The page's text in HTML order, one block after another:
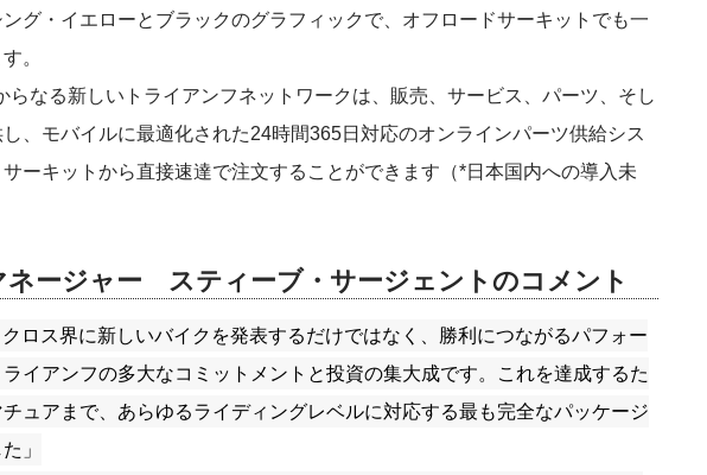
グ・イエローとブラックのグラフィックで、オフロードサーキットでも一
。
らなる新しいトライアンフネットワークは、販売、サービス、パーツ、そし
、モバイルに最適化された24時間365日対応のオンラインパーツ供給シス
ーキットから直接速達で注文することができます（*日本国内への導入未
ネージャー スティーブ・サージェントのコメント
クロス界に新しいバイクを発表するだけではなく、勝利につながるパフォー
イアンフの多大なコミットメントと投資の集大成です。これを達成するた
ュアまで、あらゆるライディングレベルに対応する最も完全なパッケージ
」